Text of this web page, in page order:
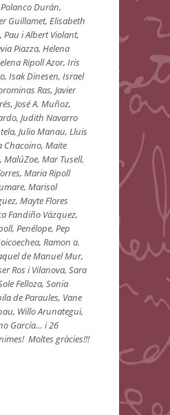
Durán,
Guillamet, Elisabeth
Pau i Albert Violant,
Piazza, Helena
Ripoll Azor, Iris
Isak Dinesen, Israel
Ras, Javier
José A. Muñoz,
Judith Navarro
Julio Manau, Lluis
Chacoino, Maite
MalúZoe, Mar Tusell,
Maria Ripoll
Marisol
Mayte Flores
Fandiño Vázquez,
Penélope, Pep
Ramon a.
de Manuel Mur,
Ros i Vilanova, Sara
Felloza, Sonia
de Paraules, Vane
Willo Arunategui,
García… i 26
Moltes gràcies!!!